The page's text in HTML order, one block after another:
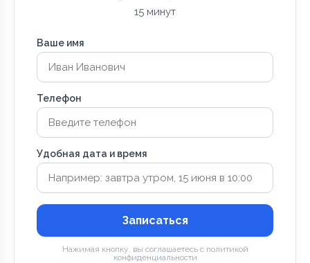
15 минут
Ваше имя
Телефон
Удобная дата и время
Записаться
Нажимая кнопку, вы соглашаетесь с политикой
конфиденциальности